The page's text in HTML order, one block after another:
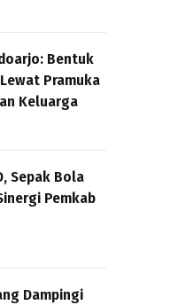
Bentuk
Pramuka
Keluarga
Sepak Bola
Pemkab
Dampingi